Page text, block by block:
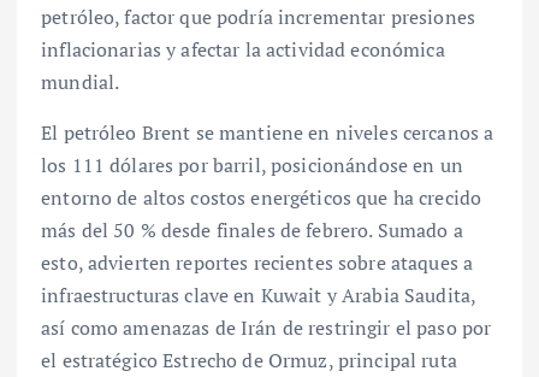
petróleo, factor que podría incrementar presiones
inflacionarias y afectar la actividad económica
mundial.
El petróleo Brent se mantiene en niveles cercanos a
los 111 dólares por barril, posicionándose en un
entorno de altos costos energéticos que ha crecido
más del 50 % desde finales de febrero. Sumado a
esto, advierten reportes recientes sobre ataques a
infraestructuras clave en Kuwait y Arabia Saudita,
así como amenazas de Irán de restringir el paso por
el estratégico Estrecho de Ormuz, principal ruta